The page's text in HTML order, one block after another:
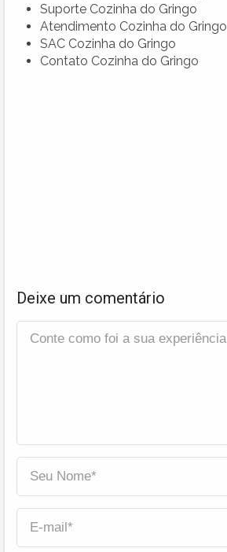
Suporte Cozinha do Gringo
Atendimento Cozinha do Gringo
SAC Cozinha do Gringo
Contato Cozinha do Gringo
Deixe um comentário